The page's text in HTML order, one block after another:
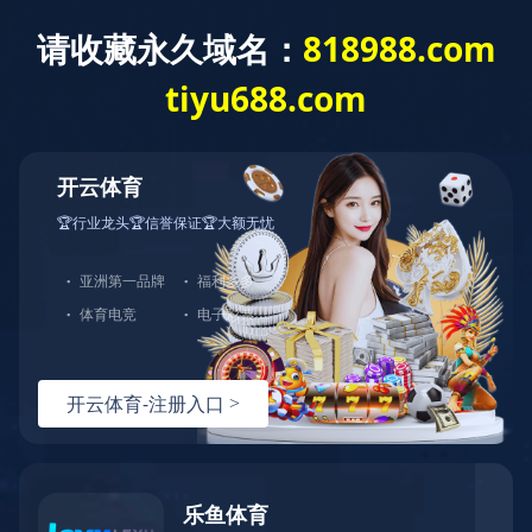
OA系统 PLM系统 MES系统 BI系统
APS系统 全条码管理 智造看板